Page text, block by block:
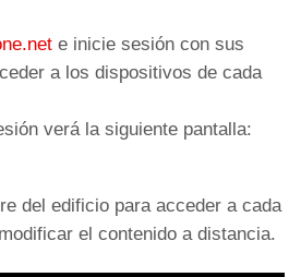
e inicie sesión con sus
a los dispositivos de cada
verá la siguiente pantalla:
del edificio para acceder a cada
el contenido a distancia.